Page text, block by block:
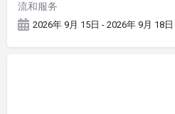
流和服务
2026年 9月 15日 - 2026年 9月 18日